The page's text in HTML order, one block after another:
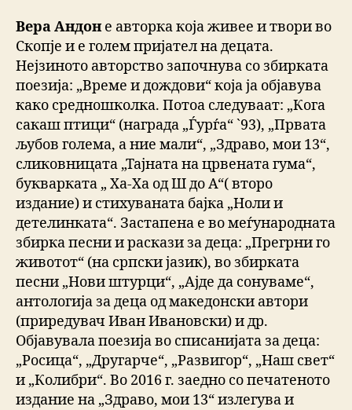
Вера Андоне авторка која живее и твори во
Скопје и е голем пријател на децата.
Нејзиното авторство започнува со збирката
поезија: „Време и дождови“ која ја објавува
како средношколка. Потоа следуваат: „Кога
сакаш птици“ (награда „Ѓурѓа“ `93), „Првата
љубов голема, а ние мали“, „Здраво, мои 13“,
сликовницата „Тајната на црвената гума“,
букварката „ Ха-Ха од Ш до А“( второ
издание) и стихуваната бајка „Ноли и
детелинката“. Застапена е во меѓународната
збирка песни и раскази за деца: „Прегрни го
животот“ (на српски јазик), во збирката
песни „Нови штурци“, „Ајде да сонуваме“,
антологија за деца од македонски автори
(приредувач Иван Ивановски) и др.
Објавувала поезија во списанијата за деца:
„Росица“, „Другарче“, „Развигор“, „Наш свет“
и „Колибри“. Во 2016 г. заедно со печатеното
издание на „Здраво, мои 13“ излегува и